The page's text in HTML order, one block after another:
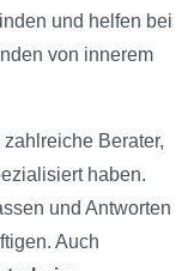
und helfen bei
von innerem
zahlreiche Berater,
haben.
und Antworten
Auch